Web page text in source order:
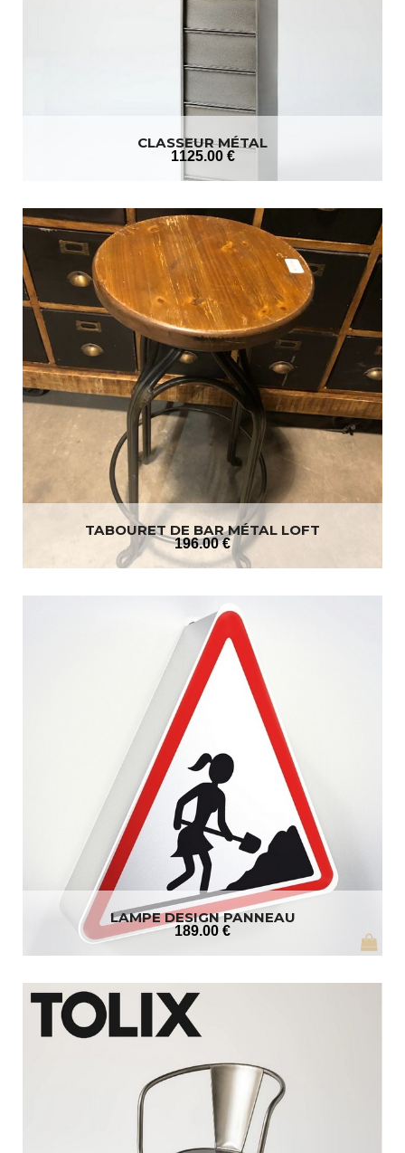
CLASSEUR MÉTAL
1125.00 €
TABOURET DE BAR MÉTAL LOFT
196.00 €
LAMPE DESIGN PANNEAU
189.00 €